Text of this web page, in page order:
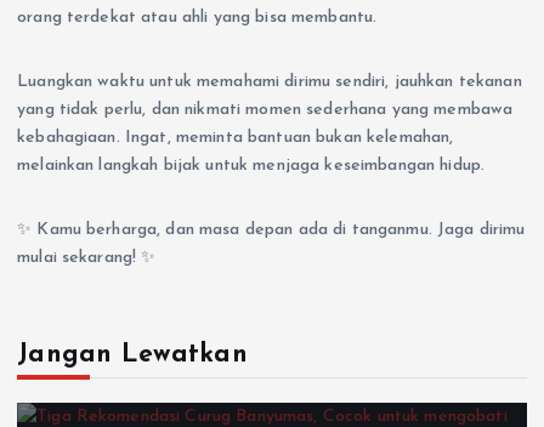
orang terdekat atau ahli yang bisa membantu.
Luangkan waktu untuk memahami dirimu sendiri, jauhkan tekanan
yang tidak perlu, dan nikmati momen sederhana yang membawa
kebahagiaan. Ingat, meminta bantuan bukan kelemahan,
melainkan langkah bijak untuk menjaga keseimbangan hidup.
✨ Kamu berharga, dan masa depan ada di tanganmu. Jaga dirimu
mulai sekarang! ✨
Jangan Lewatkan